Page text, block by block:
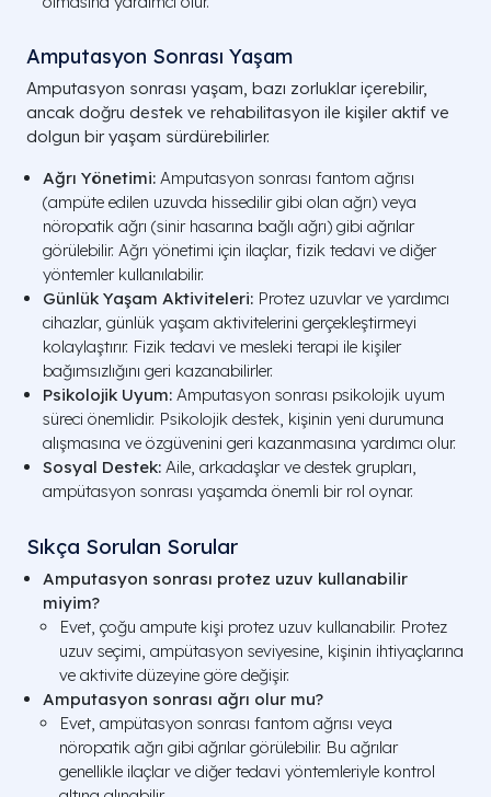
Amputasyon Sonrası Yaşam
Amputasyon sonrası yaşam, bazı zorluklar içerebilir,
ancak doğru destek ve rehabilitasyon ile kişiler aktif ve
dolgun bir yaşam sürdürebilirler.
Ağrı Yönetimi: Amputasyon sonrası fantom ağrısı
(ampüte edilen uzuvda hissedilir gibi olan ağrı) veya
nöropatik ağrı (sinir hasarına bağlı ağrı) gibi ağrılar
görülebilir. Ağrı yönetimi için ilaçlar, fizik tedavi ve diğer
yöntemler kullanılabilir.
Günlük Yaşam Aktiviteleri: Protez uzuvlar ve yardımcı
cihazlar, günlük yaşam aktivitelerini gerçekleştirmeyi
kolaylaştırır. Fizik tedavi ve mesleki terapi ile kişiler
bağımsızlığını geri kazanabilirler.
Psikolojik Uyum: Amputasyon sonrası psikolojik uyum
süreci önemlidir. Psikolojik destek, kişinin yeni durumuna
alışmasına ve özgüvenini geri kazanmasına yardımcı olur.
Sosyal Destek: Aile, arkadaşlar ve destek grupları,
ampütasyon sonrası yaşamda önemli bir rol oynar.
Sıkça Sorulan Sorular
Amputasyon sonrası protez uzuv kullanabilir
miyim?
Evet, çoğu ampute kişi protez uzuv kullanabilir. Protez
uzuv seçimi, ampütasyon seviyesine, kişinin ihtiyaçlarına
ve aktivite düzeyine göre değişir.
Amputasyon sonrası ağrı olur mu?
Evet, ampütasyon sonrası fantom ağrısı veya
nöropatik ağrı gibi ağrılar görülebilir. Bu ağrılar
genellikle ilaçlar ve diğer tedavi yöntemleriyle kontrol